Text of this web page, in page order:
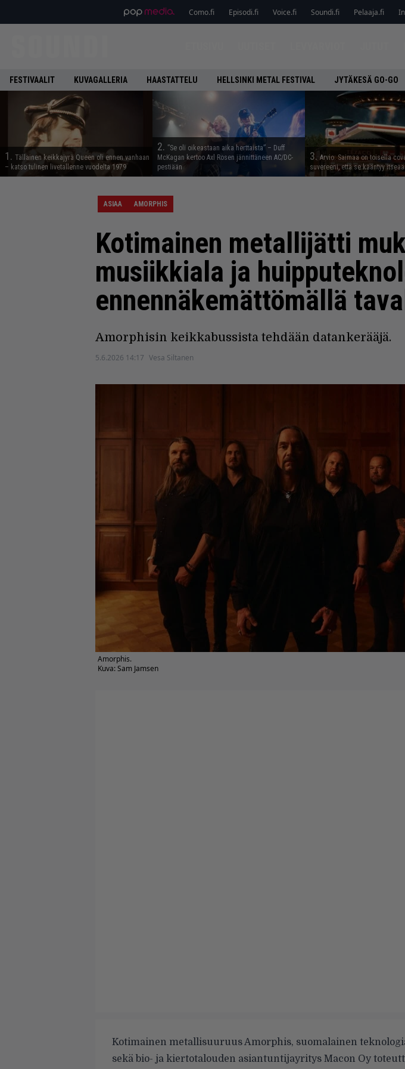
Como.fi Episodi.fi Voice.fi Soundi.fi Pelaaja.fi
FESTIVAALIT KUVAGALLERIA HAASTATTELU HELLSINKI METAL FESTIVAL JYTÄKESÄ GO-GO
1. Tällainen keikkajyrä Queen oli ennen vanhaan
– katso tulinen livetallenne vuodelta 1979
2. ”Se oli oikeastaan aika herttaista” – Duff
McKagan kertoo Axl Rosen jännittäneen AC/DC-
pestiään
3. Arvio: Saimaa on toisella
suvereeni, että se kääntyy
ASIAA AMORPHIS
Kotimainen metallijätti
musiikkiala ja
ennennäkemättömällä
Amorphisin keikkabussista tehdään datankerääjä.
5.6.2026 14:17 Vesa Siltanen
Amorphis.
Kuva: Sam Jamsen
Kotimainen metallisuuruus Amorphis, suomalainen
sekä bio- ja kiertotalouden asiantuntijayritys Macon Oy